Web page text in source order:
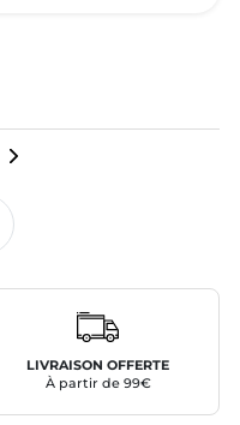
LIVRAISON OFFERTE
À partir de 99€